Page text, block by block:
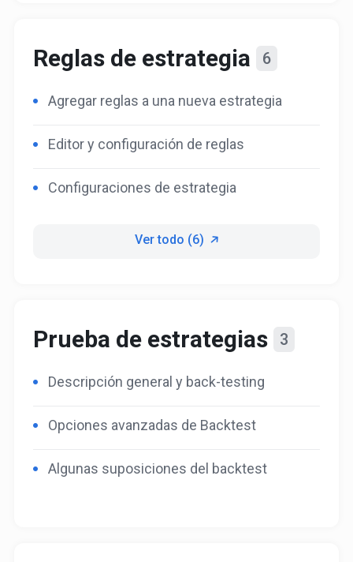
Reglas de estrategia 6
Agregar reglas a una nueva estrategia
Editor y configuración de reglas
Configuraciones de estrategia
Ver todo (6)
Prueba de estrategias 3
Descripción general y back-testing
Opciones avanzadas de Backtest
Algunas suposiciones del backtest